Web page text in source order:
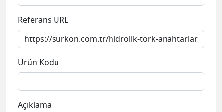
Referans URL
Ürün Kodu
Açıklama